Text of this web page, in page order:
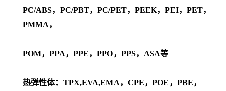
PC/ABS，PC/PBT，PC/PET，PEEK，PEI，PET，
PMMA，
POM，PPA，PPE，PPO，PPS，ASA等
热弹性体：TPX,EVA,EMA，CPE，POE，PBE，